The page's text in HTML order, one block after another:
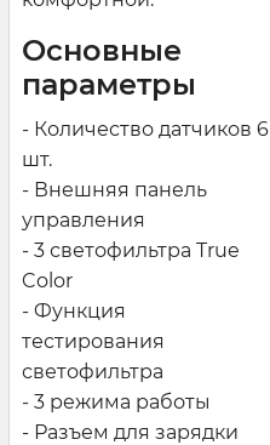
Основные
параметры
- Количество датчиков 6
шт.
- Внешняя панель
управления
- 3 светофильтра True
Color
- Функция
тестирования
светофильтра
- 3 режима работы
- Разъем для зарядки